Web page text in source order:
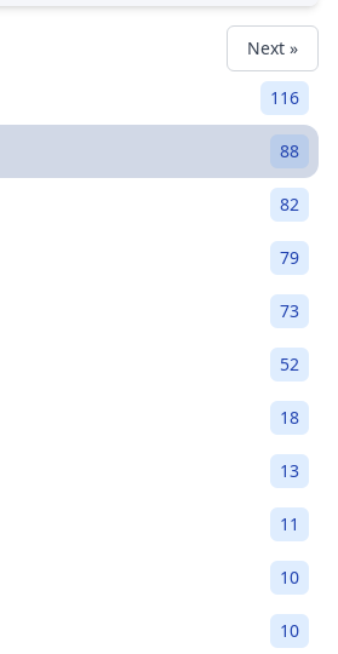
116
88
82
79
73
52
18
13
11
10
10
Next »